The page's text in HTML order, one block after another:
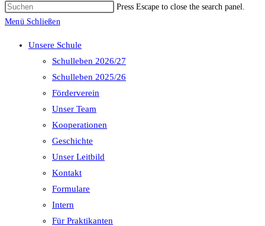
Press Escape to close the search panel.
Menü Schließen
Unsere Schule
Schulleben 2026/27
Schulleben 2025/26
Förderverein
Unser Team
Kooperationen
Geschichte
Unser Leitbild
Kontakt
Formulare
Intern
Für Praktikanten